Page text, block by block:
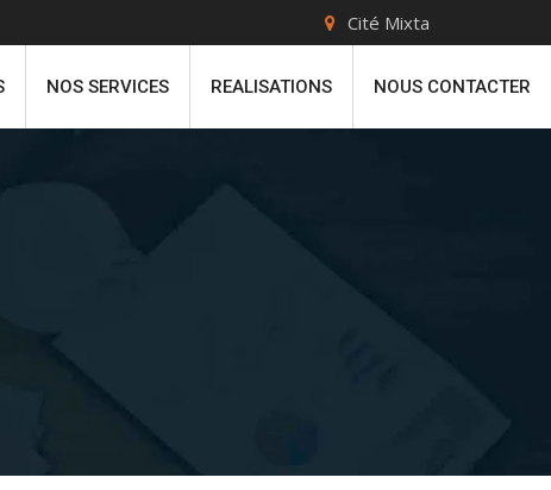
Cité Mixta
NOS SERVICES REALISATIONS NOUS CONTACTER